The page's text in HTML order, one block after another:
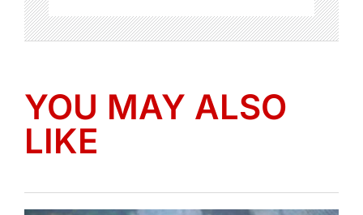
YOU MAY ALSO
LIKE